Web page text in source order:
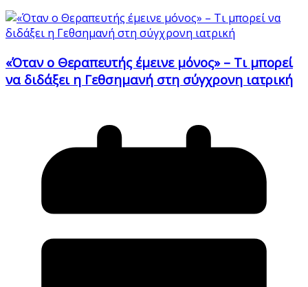
«Όταν ο Θεραπευτής έμεινε μόνος» – Τι μπορεί
να διδάξει η Γεθσημανή στη σύγχρονη ιατρική